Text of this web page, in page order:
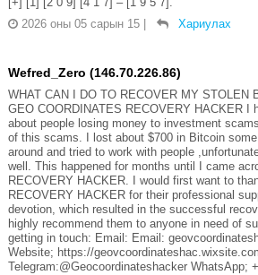
2026 оны 05 сарын 15
Хариулах
Wefred_Zero (146.70.226.86)
WHAT CAN I DO TO RECOVER MY STOLEN
GEO COORDINATES RECOVERY HACKER I
about people losing money to investment
of this scams. I lost about $700 in Bitcoin
around and tried to work with people
well. This happened for months until I came
RECOVERY HACKER. I would first want to
RECOVERY HACKER for their professional
devotion, which resulted in the successful
highly recommend them to anyone in need of
getting in touch: Email: Email:
Website; https://
Telegram:@Geocoordinateshacker WhatsApp;